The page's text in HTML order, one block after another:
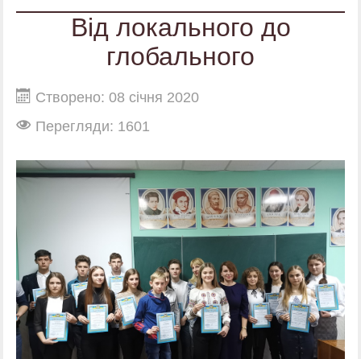
Від локального до
глобального
Створено: 08 січня 2020
Перегляди: 1601